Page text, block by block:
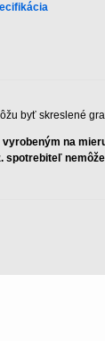
byť skreslené
na
spotrebiteľ